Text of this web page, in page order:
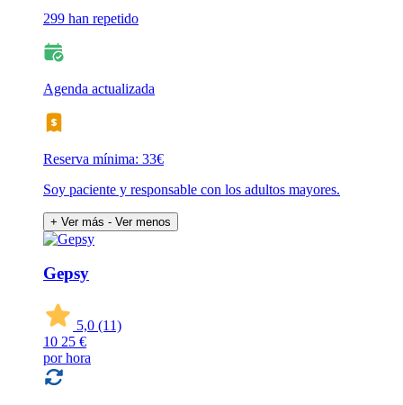
299 han repetido
Agenda actualizada
Reserva mínima: 33€
Soy paciente y responsable con los adultos mayores.
+ Ver más - Ver menos
Gepsy
5,0 (11)
10 25 €
por hora